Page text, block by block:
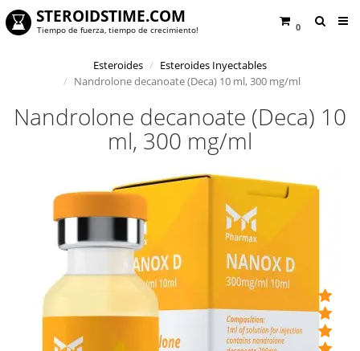
0
STEROIDSTIME.COM
Tiempo de fuerza, tiempo de crecimiento!
Esteroides
Esteroides Inyectables
Nandrolone decanoate (Deca) 10 ml, 300 mg/ml
Nandrolone decanoate (Deca) 10
ml, 300 mg/ml